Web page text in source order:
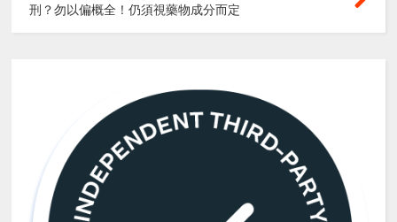
刑？勿以偏概全！仍須視藥物成分而定